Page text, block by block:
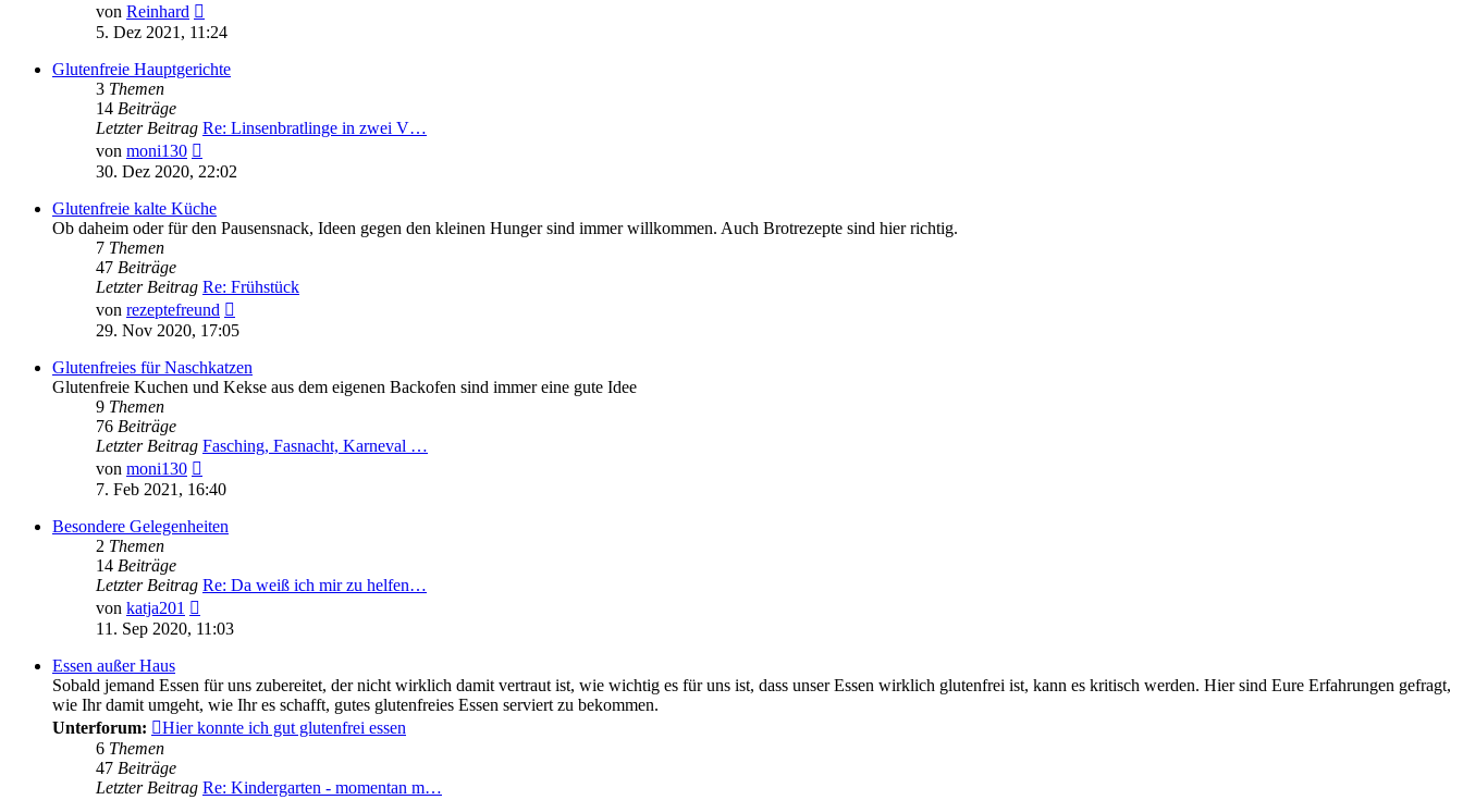
von Reinhard
Beitrag
5. Dez 2021, 11:24
Glutenfreie Hauptgerichte
3 Themen
14 Beiträge
Letzter Beitrag Re: Linsenbratlinge in zwei V…
von moni130
Beitrag
30. Dez 2020, 22:02
Glutenfreie kalte Küche
Ob daheim oder für den Pausensnack, Ideen gegen den kleinen Hunger sind immer willkommen. Auch Brotrezepte sind hier richtig.
7 Themen
47 Beiträge
Letzter Beitrag Re: Frühstück
von rezeptefreund
Beitrag
29. Nov 2020, 17:05
Glutenfreies für Naschkatzen
Glutenfreie Kuchen und Kekse aus dem eigenen Backofen sind immer eine gute Idee
9 Themen
76 Beiträge
Letzter Beitrag Fasching, Fasnacht, Karneval …
von moni130
Beitrag
7. Feb 2021, 16:40
Besondere Gelegenheiten
2 Themen
14 Beiträge
Letzter Beitrag Re: Da weiß ich mir zu helfen…
von katja201
Beitrag
11. Sep 2020, 11:03
Essen außer Haus
Sobald jemand Essen für uns zubereitet, der nicht wirklich damit vertraut ist, wie wichtig es für uns ist, dass unser Essen wirklich glutenfrei ist, kann es kritisch werden. Hier sind Eure Erfahrungen gefragt,
wie Ihr damit umgeht, wie Ihr es schafft, gutes glutenfreies Essen serviert zu bekommen.
Unterforum:
Hier konnte ich gut glutenfrei essen
6 Themen
47 Beiträge
Letzter Beitrag Re: Kindergarten - momentan m…